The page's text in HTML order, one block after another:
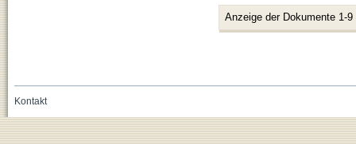
Anzeige der Dokumente 1-9
Kontakt